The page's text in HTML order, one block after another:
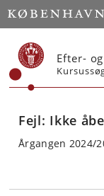
Start
Efter-
Fejl: Ikke
Årgangen 2024/